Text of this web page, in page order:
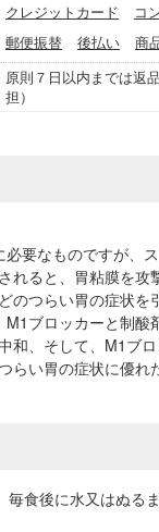
クレジットカード コ
郵便振替
後払い 商
原則７日以内までは返
担）
要なものですが、
れると、胃粘膜を攻
のつらい胃の症状を
M1ブロッカーと制酸
和、そして、M1ブ
らい胃の症状に優れ
食後に水又はぬる